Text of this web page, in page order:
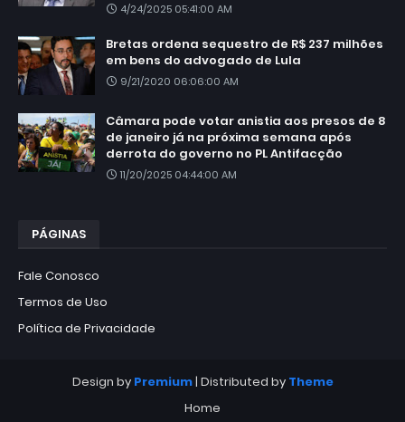
4/24/2025 05:41:00 AM
Bretas ordena sequestro de R$ 237 milhões
em bens do advogado de Lula
9/21/2020 06:06:00 AM
Câmara pode votar anistia aos presos de 8
de janeiro já na próxima semana após
derrota do governo no PL Antifacção
11/20/2025 04:44:00 AM
PÁGINAS
Fale Conosco
Termos de Uso
Política de Privacidade
Design by Premium| Distributed by Theme
Home